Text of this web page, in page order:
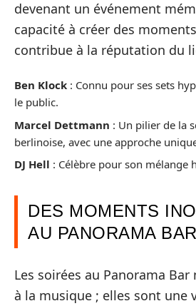
devenant un événement
capacité à créer des
contribue à la réputation du
Ben Klock : Connu pour ses sets
le public.
Marcel Dettmann : Un pilier de la
berlinoise, avec une approche
DJ Hell : Célèbre pour son mélange
DES MOMENTS
AU PANORAMA BAR
Les soirées au Panorama
à la musique ; elles sont une